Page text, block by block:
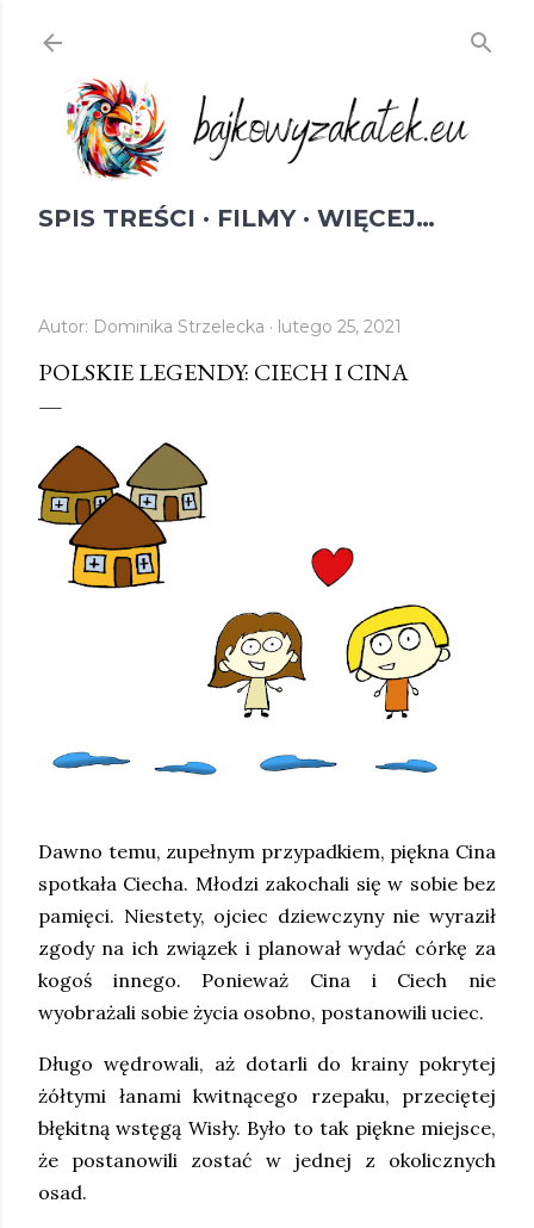
SPIS TREŚCI FILMY WIĘCEJ…
Autor: Dominika Strzelecka lutego 25, 2021
POLSKIE LEGENDY: CIECH I CINA
Dawno temu, zupełnym przypadkiem, piękna Cina
spotkała Ciecha. Młodzi zakochali się w sobie bez
pamięci. Niestety, ojciec dziewczyny nie wyraził
zgody na ich związek i planował wydać córkę za
kogoś innego. Ponieważ Cina i Ciech nie
wyobrażali sobie życia osobno, postanowili uciec.
Długo wędrowali, aż dotarli do krainy pokrytej
żółtymi łanami kwitnącego rzepaku, przeciętej
błękitną wstęgą Wisły. Było to tak piękne miejsce,
że postanowili zostać w jednej z okolicznych
osad.